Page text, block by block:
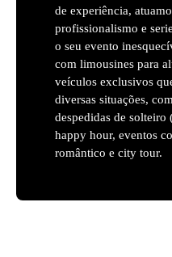
de experiência,
profissionalismo e
o seu evento
com limousines para
veículos exclusivos
diversas situações,
despedidas de solteiro
happy hour, eventos
romântico e city tour.